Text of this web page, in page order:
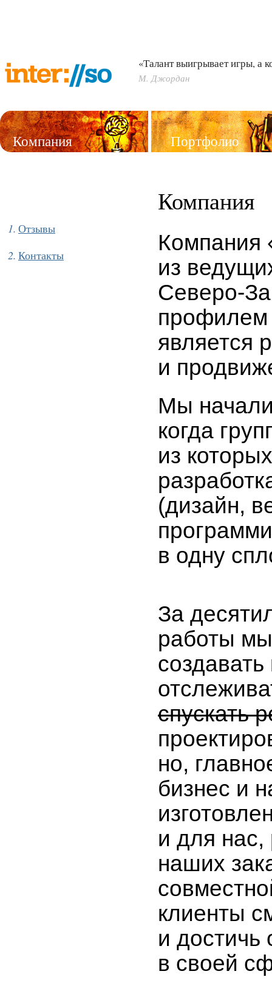
«Талант выигрывает игры, а
М. Джордан
Компания Портфолио
Отзывы
Контакты
Компания
Компания
из
Северо-
профилем
является
и
Мы
когда
из
(дизайн,
в одну
За
работы мы
спускать
но,
бизнес и
и для нас,
наших
клиенты
и достичь
в своей